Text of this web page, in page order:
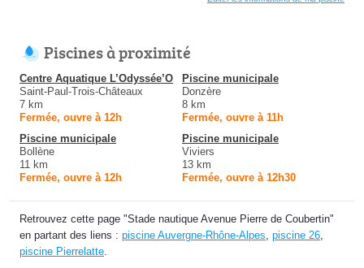
Piscines à proximité
Centre Aquatique L’Odyssée’O
Saint-Paul-Trois-Châteaux
7 km
Fermée, ouvre à 12h
Piscine municipale
Donzère
8 km
Fermée, ouvre à 11h
Piscine municipale
Bollène
11 km
Fermée, ouvre à 12h
Piscine municipale
Viviers
13 km
Fermée, ouvre à 12h30
Retrouvez cette page "Stade nautique Avenue Pierre de Coubertin"
en partant des liens : piscine Auvergne-Rhône-Alpes piscine 26
piscine Pierrelatte